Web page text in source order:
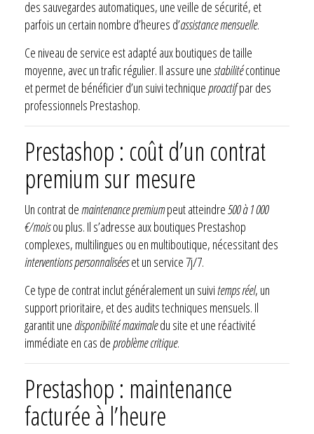
des sauvegardes automatiques, une veille de sécurité, et
parfois un certain nombre d’heures d’assistance mensuelle.
Ce niveau de service est adapté aux boutiques de taille
moyenne, avec un trafic régulier. Il assure unestabilitécontinue
et permet de bénéficier d’un suivi techniqueproactifpar des
professionnels Prestashop.
Prestashop : coût d’un contrat
premium sur mesure
Un contrat de maintenance premiumpeut atteindre500 à 1 000
€/moisou plus. Il s’adresse aux boutiques Prestashop
complexes, multilingues ou en multiboutique, nécessitant des
interventions personnaliséeset un service 7j/7.
Ce type de contrat inclut généralement un suivitemps réel, un
support prioritaire, et des audits techniques mensuels. Il
garantit une disponibilité maximaledu site et une réactivité
immédiate en cas deproblème critique.
Prestashop : maintenance
facturée à l’heure